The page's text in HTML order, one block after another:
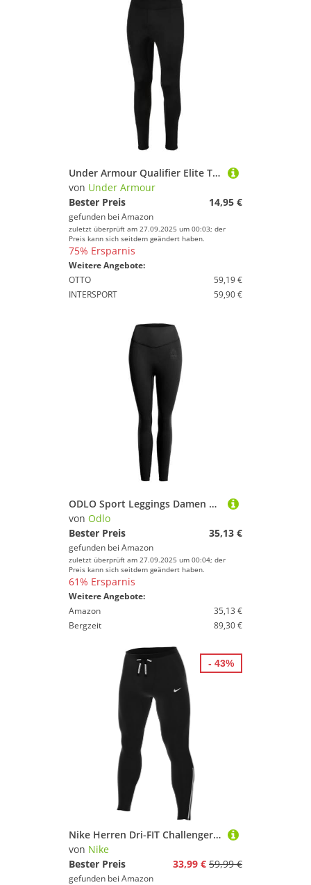
Under Armour Qualifier Elite Tight schwarz, S Herren
von Under Armour
Bester Preis
14,95 €
gefunden bei Amazon
zuletzt überprüft am 27.09.2025 um 00:03; der
Preis kann sich seitdem geändert haben.
75% Ersparnis
Weitere Angebote:
OTTO
59,19 €
INTERSPORT
59,90 €
ODLO Sport Leggings Damen Active 365 I Laufhose Damen Lang I Lauftight
von Odlo
Bester Preis
35,13 €
gefunden bei Amazon
zuletzt überprüft am 27.09.2025 um 00:04; der
Preis kann sich seitdem geändert haben.
61% Ersparnis
Weitere Angebote:
Amazon
35,13 €
Bergzeit
89,30 €
Nike Herren Dri-FIT Challenger Lauftights, Black/Reflective Silver, S
von Nike
Bester Preis
33,99 € 59,99 €
gefunden bei Amazon
- 43%